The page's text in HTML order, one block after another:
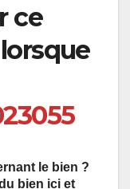
ce
le bien ?
bien ici et